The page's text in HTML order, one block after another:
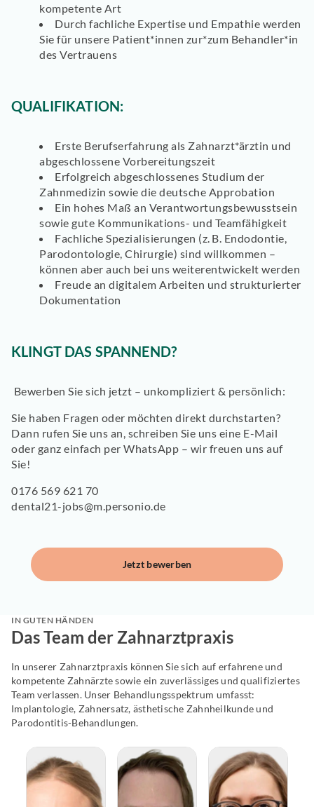
kompetente Art
Durch fachliche Expertise und Empathie werden
Sie für unsere Patient*innen zur*zum Behandler*in
des Vertrauens
QUALIFIKATION:
Erste Berufserfahrung als Zahnarzt*ärztin und
abgeschlossene Vorbereitungszeit
Erfolgreich abgeschlossenes Studium der
Zahnmedizin sowie die deutsche Approbation
Ein hohes Maß an Verantwortungsbewusstsein
sowie gute Kommunikations- und Teamfähigkeit
Fachliche Spezialisierungen (z. B. Endodontie,
Parodontologie, Chirurgie) sind willkommen –
können aber auch bei uns weiterentwickelt werden
Freude an digitalem Arbeiten und strukturierter
Dokumentation
KLINGT DAS SPANNEND?
Bewerben Sie sich jetzt – unkompliziert & persönlich:
Sie haben Fragen oder möchten direkt durchstarten?
Dann rufen Sie uns an, schreiben Sie uns eine E-Mail
oder ganz einfach per WhatsApp – wir freuen uns auf
Sie!
0176 569 621 70
dental21-jobs@m.personio.de
Jetzt bewerben
IN GUTEN HÄNDEN
Das Team der Zahnarztpraxis
In unserer Zahnarztpraxis können Sie sich auf erfahrene und
kompetente Zahnärzte sowie ein zuverlässiges und qualifiziertes
Team verlassen. Unser Behandlungsspektrum umfasst:
Implantologie, Zahnersatz, ästhetische Zahnheilkunde und
Parodontitis-Behandlungen.